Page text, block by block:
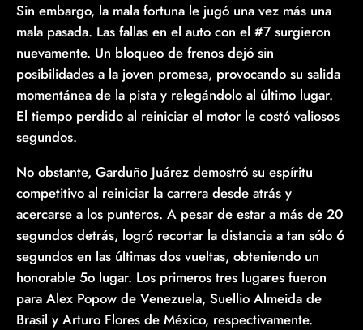
Sin embargo, la mala fortuna le jugó una vez más una
mala pasada. Las fallas en el auto con el #7 surgieron
nuevamente. Un bloqueo de frenos dejó sin
posibilidades a la joven promesa, provocando su salida
momentánea de la pista y relegándolo al último lugar.
El tiempo perdido al reiniciar el motor le costó valiosos
segundos.
No obstante, Garduño Juárez demostró su espíritu
competitivo al reiniciar la carrera desde atrás y
acercarse a los punteros. A pesar de estar a más de 20
segundos detrás, logró recortar la distancia a tan sólo 6
segundos en las últimas dos vueltas, obteniendo un
honorable 5o lugar. Los primeros tres lugares fueron
para Alex Popow de Venezuela, Suellio Almeida de
Brasil y Arturo Flores de México, respectivamente.